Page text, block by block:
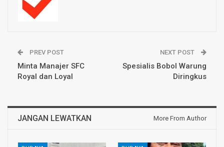
PREV POST
Minta Manajer SFC
Royal dan Loyal
NEXT POST
Spesialis Bobol Warung
Diringkus
JANGAN LEWATKAN More From Author